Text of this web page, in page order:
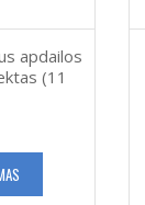
apdailos
(11